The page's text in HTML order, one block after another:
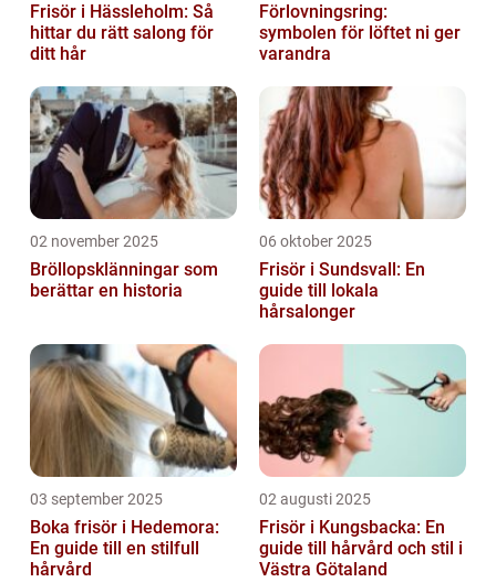
Frisör i Hässleholm: Så
hittar du rätt salong för
ditt hår
Förlovningsring:
symbolen för löftet ni ger
varandra
02 november 2025
Bröllopsklänningar som
berättar en historia
06 oktober 2025
Frisör i Sundsvall: En
guide till lokala
hårsalonger
03 september 2025
Boka frisör i Hedemora:
En guide till en stilfull
hårvård
02 augusti 2025
Frisör i Kungsbacka: En
guide till hårvård och stil i
Västra Götaland